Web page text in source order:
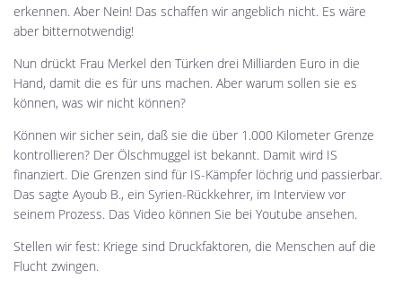
erkennen. Aber Nein! Das schaffen wir angeblich nicht. Es wäre
aber bitternotwendig!
Nun drückt Frau Merkel den Türken drei Milliarden Euro in die
Hand, damit die es für uns machen. Aber warum sollen sie es
können, was wir nicht können?
Können wir sicher sein, daß sie die über 1.000 Kilometer Grenze
kontrollieren? Der Ölschmuggel ist bekannt. Damit wird IS
finanziert. Die Grenzen sind für IS-Kämpfer löchrig und passierbar.
Das sagte Ayoub B., ein Syrien-Rückkehrer, im Interview vor
seinem Prozess. Das Video können Sie bei Youtube ansehen.
Stellen wir fest: Kriege sind Druckfaktoren, die Menschen auf die
Flucht zwingen.